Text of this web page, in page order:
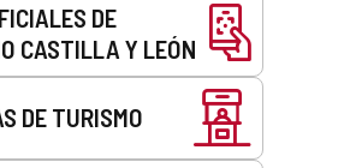
DE
CASTILLA Y LEÓN
DE TURISMO